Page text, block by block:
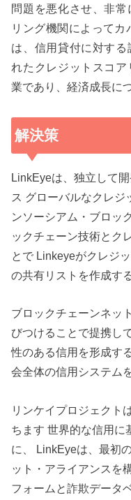
問題を悪化させ、非
リング機関によって
は、信用貸付に対す
れたクレジットスコ
業であり、経済成長に
解決策
LinkEyeは、独立して
ス グローバルなクレジ
ンソーシアム・ブロッ
ックチェーン技術とク
とで Linkeyeがクレジ
の共有リストを作成する
ブロックチェーンネッ
びつけることで提携し
性のある信用を形成す
会全体の信用システム
リンケイプロジェクト
ちます 世界的な信用に
に、 LinkEyeは、最初
ット・アライアンスを
フォームと詐欺データ